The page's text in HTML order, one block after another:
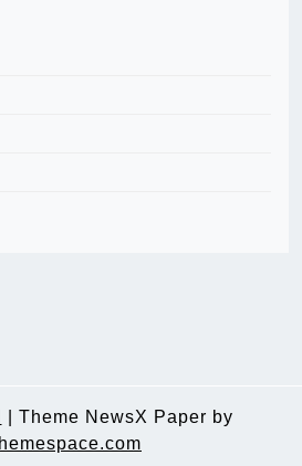
Theme NewsX Paper by